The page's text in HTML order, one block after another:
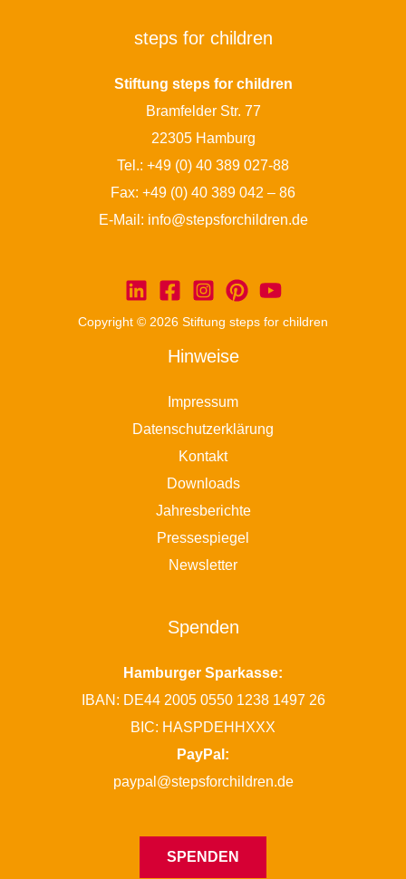
steps for children
Stiftung steps for children
Bramfelder Str. 77
22305 Hamburg
Tel.: +49 (0) 40 389 027-88
Fax: +49 (0) 40 389 042 – 86
E-Mail: info@stepsforchildren.de
Copyright © 2026 Stiftung steps for children
Hinweise
Impressum
Datenschutzerklärung
Kontakt
Downloads
Jahresberichte
Pressespiegel
Newsletter
Spenden
Hamburger Sparkasse:
IBAN: DE44 2005 0550 1238 1497 26
BIC: HASPDEHHXXX
PayPal:
paypal@stepsforchildren.de
SPENDEN